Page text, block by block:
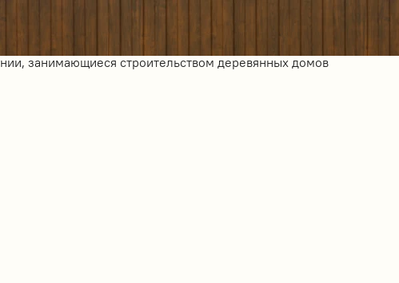
занимающиеся строительством деревянных домов